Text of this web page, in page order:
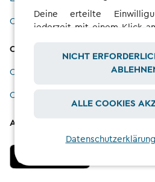
Copyright
Cookies
Cookie-Richtlinien
Cookie-Einstellungen
App herunterladen
Deine erteilte
jederzeit mit einem Klick
die Zukunft widerrufen.
NICHT
ALLE COOKIES
Datenschutzerklärung